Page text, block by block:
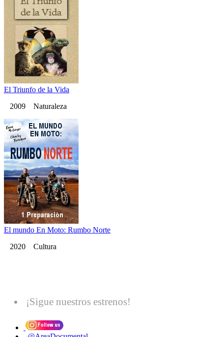
El Triunfo de la Vida
2009 Naturaleza
El mundo En Moto: Rumbo Norte
2020 Cultura
¡Sigue nuestros estrenos!